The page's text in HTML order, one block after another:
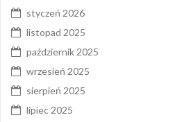
styczeń 2026
listopad 2025
październik 2025
wrzesień 2025
sierpień 2025
lipiec 2025